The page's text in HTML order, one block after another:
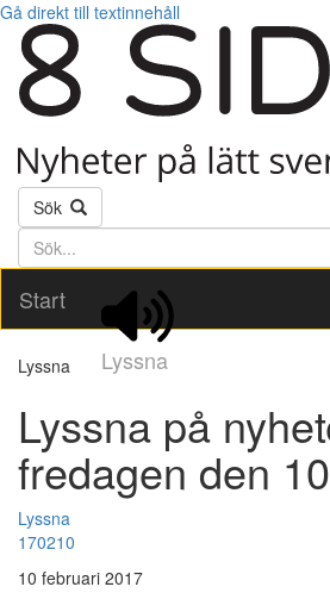
Gå direkt till textinnehåll
Sök
Söktext
Start
Lyssna
Lyssna
Lyssna på
fredagen den
Lyssna
170210
10 februari 2017